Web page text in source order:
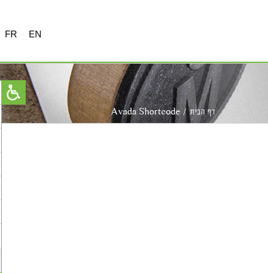
EN
FR
דף הבית /
Avada Shortcode